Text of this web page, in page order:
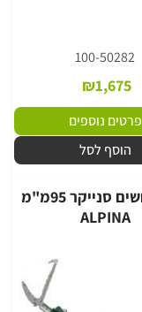
100-50282
₪1,675
פרטים נוספים
הוסף לסל
לוכד נחשים סנייקר 95מ"מ
ALPINA